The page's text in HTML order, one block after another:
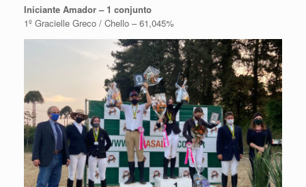
Iniciante Amador – 1 conjunto
1º Gracielle Greco / Chello – 61,045%